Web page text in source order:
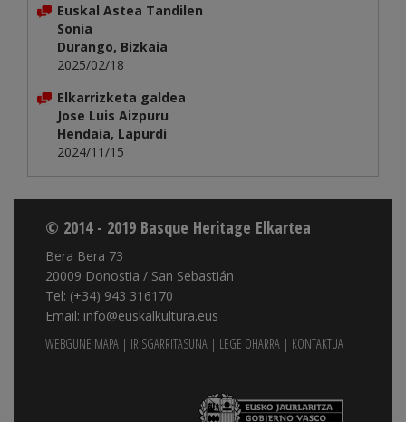
Euskal Astea Tandilen
Sonia
Durango, Bizkaia
2025/02/18
Elkarrizketa galdea
Jose Luis Aizpuru
Hendaia, Lapurdi
2024/11/15
© 2014 - 2019 Basque Heritage Elkartea
Bera Bera 73
20009 Donostia / San Sebastián
Tel: (+34) 943 316170
Email: info@euskalkultura.eus
WEBGUNE MAPA | IRISGARRITASUNA | LEGE OHARRA | KONTAKTUA